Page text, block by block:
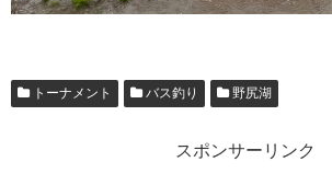
トーナメント バス釣り 野尻湖
スポンサーリンク